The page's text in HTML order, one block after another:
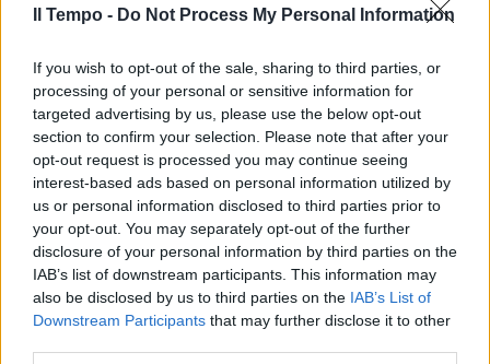
Il Tempo - Do Not Process My Personal Information
If you wish to opt-out of the sale, sharing to third parties, or
processing of your personal or sensitive information for
targeted advertising by us, please use the below opt-out
section to confirm your selection. Please note that after your
opt-out request is processed you may continue seeing
interest-based ads based on personal information utilized by
us or personal information disclosed to third parties prior to
your opt-out. You may separately opt-out of the further
disclosure of your personal information by third parties on the
IAB’s list of downstream participants. This information may
also be disclosed by us to third parties on the IAB’s List of
Downstream Participants that may further disclose it to other
In evidenza